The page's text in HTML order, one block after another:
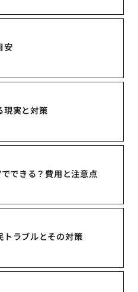
安
現実と対策
できる？費用と注意点
トラブルとその対策